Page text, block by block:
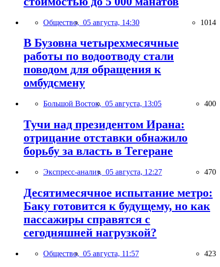
Общество, 05 августа, 14:30 1014
В Бузовна четырехмесячные
работы по водоотводу стали
поводом для обращения к
омбудсмену
Большой Восток, 05 августа, 13:05 400
Тучи над президентом Ирана:
отрицание отставки обнажило
борьбу за власть в Тегеране
Экспресс-анализ, 05 августа, 12:27 470
Десятимесячное испытание метро:
Баку готовится к будущему, но как
пассажиры справятся с
сегодняшней нагрузкой?
Общество, 05 августа, 11:57 423